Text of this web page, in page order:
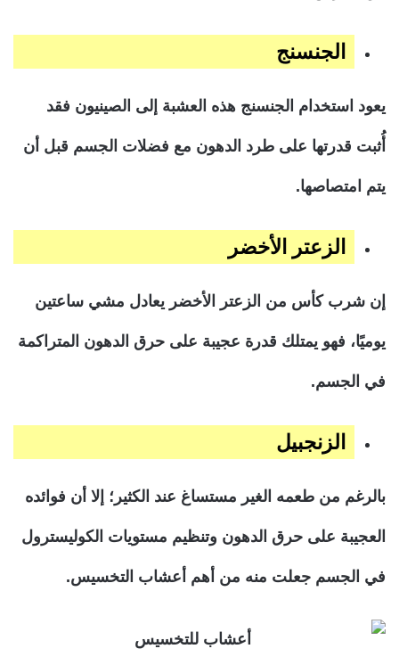
الجنسنج
يعود استخدام الجنسنج هذه العشبة إلى الصينيون فقد
أُثبت قدرتها على طرد الدهون مع فضلات الجسم قبل أن
يتم امتصاصها.
الزعتر الأخضر
إن شرب كأس من الزعتر الأخضر يعادل مشي ساعتين
يوميًا، فهو يمتلك قدرة عجيبة على حرق الدهون المتراكمة
في الجسم.
الزنجبيل
بالرغم من طعمه الغير مستساغ عند الكثير؛ إلا أن فوائده
العجيبة على حرق الدهون وتنظيم مستويات الكوليسترول
في الجسم جعلت منه من أهم أعشاب التخسيس.